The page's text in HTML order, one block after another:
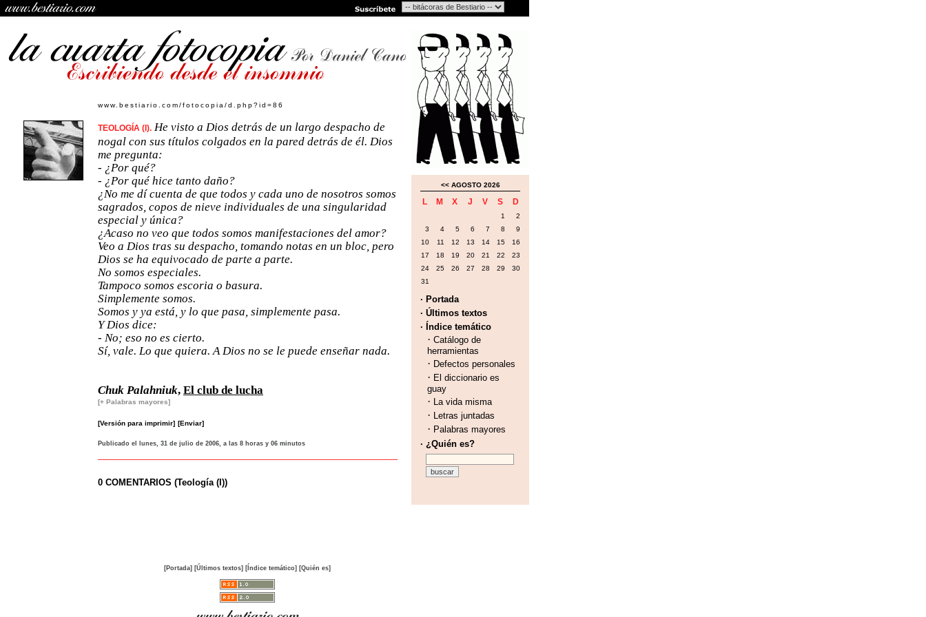
www.bestiario.com/fotocopia/d.php?id=86
TEOLOGÍA (I). He visto a Dios detrás de un largo despacho de
nogal con sus títulos colgados en la pared detrás de él. Dios
me pregunta:
- ¿Por qué?
- ¿Por qué hice tanto daño?
¿No me dí cuenta de que todos y cada uno de nosotros somos
sagrados, copos de nieve individuales de una singularidad
especial y única?
¿Acaso no veo que todos somos manifestaciones del amor?
Veo a Dios tras su despacho, tomando notas en un bloc, pero
Dios se ha equivocado de parte a parte.
No somos especiales.
Tampoco somos escoria o basura.
Simplemente somos.
Somos y ya está, y lo que pasa, simplemente pasa.
Y Dios dice:
- No; eso no es cierto.
Sí, vale. Lo que quiera. A Dios no se le puede enseñar nada.
Chuk Palahniuk, El club de lucha
[+ Palabras mayores]
[Versión para imprimir] [Enviar]
Publicado el lunes, 31 de julio de 2006, a las 8 horas y 06 minutos
0 COMENTARIOS (Teología (I))
<< AGOSTO 2026
L M X J V S D
1
2
3
4 5 6 7 8
9
10
11 12 13 14 15
16
17
18 19 20 21 22
23
24
25 26 27 28 29
30
31
· Portada
· Últimos textos
· Índice temático
· Catálogo de
herramientas
· Defectos personales
· El diccionario es
guay
· La vida misma
· Letras juntadas
· Palabras mayores
· ¿Quién es?
[Portada] [Últimos textos] [Índice temático] [Quién es]